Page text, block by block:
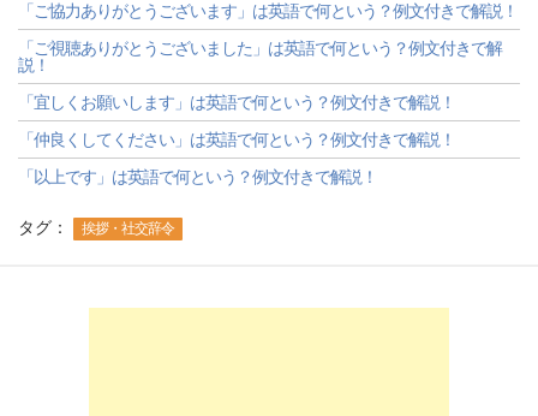
「ご協力ありがとうございます」は英語で何という？例文付きで解説！
「ご視聴ありがとうございました」は英語で何という？例文付きで解
説！
「宜しくお願いします」は英語で何という？例文付きで解説！
「仲良くしてください」は英語で何という？例文付きで解説！
「以上です」は英語で何という？例文付きで解説！
タグ： 挨拶・社交辞令